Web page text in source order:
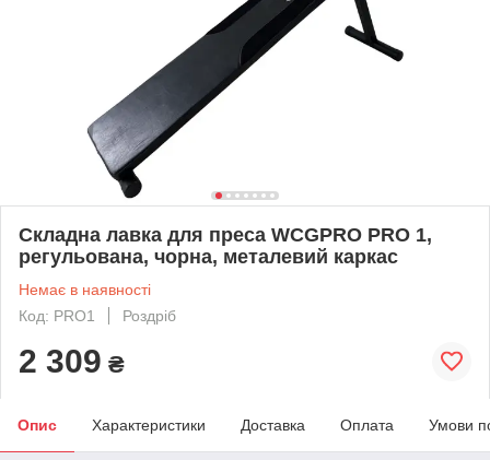
Складна лавка для преса WCGPRO PRO 1,
регульована, чорна, металевий каркас
Немає в наявності
Код: PRO1
Роздріб
2 309 ₴
Опис Характеристики Доставка Оплата Умови